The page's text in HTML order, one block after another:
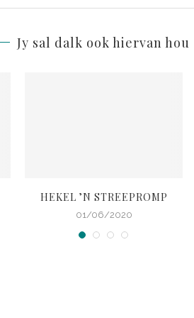
Jy sal dalk ook hiervan hou
HEKEL ’N STREEPROMP
01/06/2020